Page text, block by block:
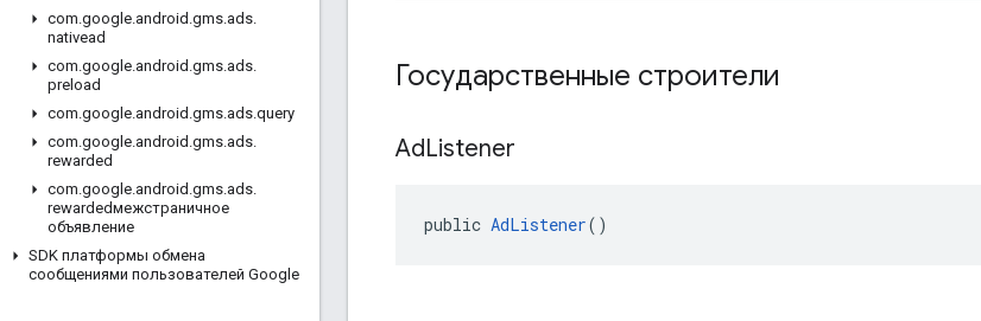
com.google.android .gms.ads.
nativead
com.google.android .gms.ads.
preload
com.google.android .gms.ads.query
com.google.android .gms.ads.
rewarded
com.google.android .gms.ads.
rewardedмежстраничное
объявление
SDK платформы обмена
сообщениями пользователей Google
Государственные строители
AdListener
public AdListener()